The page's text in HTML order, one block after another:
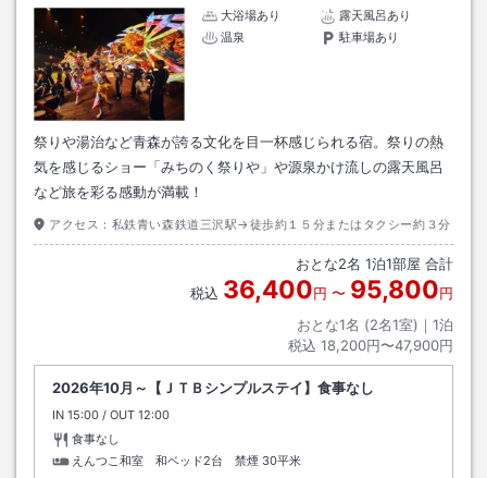
大浴場あり
露天風呂あり
温泉
駐車場あり
祭りや湯治など青森が誇る文化を目一杯感じられる宿。祭りの熱
気を感じるショー「みちのく祭りや」や源泉かけ流しの露天風呂
など旅を彩る感動が満載！
アクセス： 私鉄青い森鉄道三沢駅→徒歩約１５分またはタクシー約３分
おとな2名 1泊1部屋 合計
税込 36,400円 〜 95,800円
おとな1名 (2名1室)｜ 1泊
税込 18,200円〜47,900円
2026年10月～【ＪＴＢシンプルステイ】食事なし
IN チェックイン
15:00 / OUT チェックアウト
12:00
食事なし
えんつこ和室 和ベッド2台 禁煙 30平米